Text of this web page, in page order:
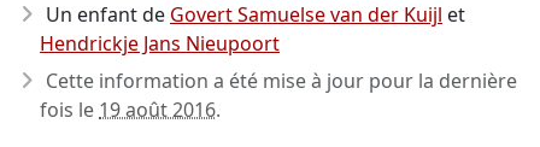
Un enfant de Govert Samuelse van der Kuijl et
Hendrickje Jans Nieupoort
Cette information a été mise à jour pour la dernière
fois le 19 août 2016.